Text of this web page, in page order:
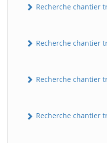
Recherche chantier
Recherche chantier
Recherche chantier
Recherche chantier